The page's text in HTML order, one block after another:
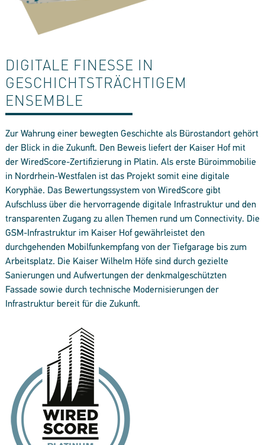
DIGITALE FINESSE IN
GESCHICHTSTRÄCHTIGEM
ENSEMBLE
Zur Wahrung einer bewegten Geschichte als Bürostandort gehört
der Blick in die Zukunft. Den Beweis liefert der Kaiser Hof mit
der WiredScore-Zertifizierung in Platin. Als erste Büroimmobilie
in Nordrhein-Westfalen ist das Projekt somit eine digitale
Koryphäe. Das Bewertungssystem von WiredScore gibt
Aufschluss über die hervorragende digitale Infrastruktur und den
transparenten Zugang zu allen Themen rund um Connectivity. Die
GSM-Infrastruktur im Kaiser Hof gewährleistet den
durchgehenden Mobilfunkempfang von der Tiefgarage bis zum
Arbeitsplatz. Die Kaiser Wilhelm Höfe sind durch gezielte
Sanierungen und Aufwertungen der denkmalgeschützten
Fassade sowie durch technische Modernisierungen der
Infrastruktur bereit für die Zukunft.